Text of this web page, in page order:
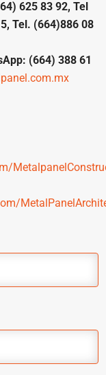
625 83 92, Tel
Tel. (664)886 08
(664) 388 61